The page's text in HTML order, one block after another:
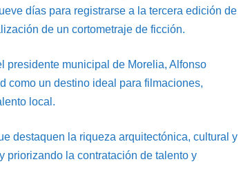
días para registrarse a la tercera edición de
de un cortometraje de ficción.
presidente municipal de Morelia, Alfonso
como un destino ideal para filmaciones,
local.
destaquen la riqueza arquitectónica, cultural y
priorizando la contratación de talento y